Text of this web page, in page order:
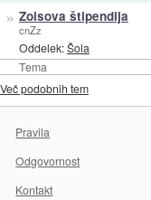
Tema
» Zoisova štipendija
cnZz
Oddelek:Šola
Več podobnih tem
Pravila
Odgovornost
Kontakt